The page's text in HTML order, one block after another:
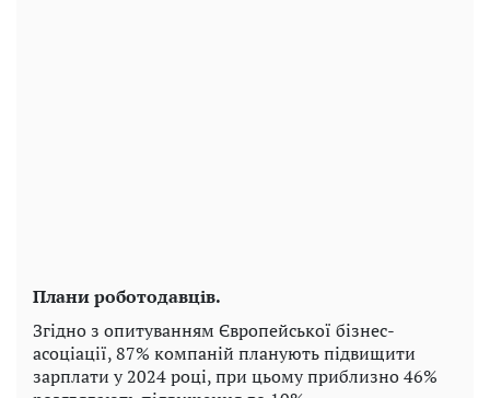
Плани роботодавців.
Згідно з опитуванням Європейської бізнес-
асоціації, 87% компаній планують підвищити
зарплати у 2024 році, при цьому приблизно 46%